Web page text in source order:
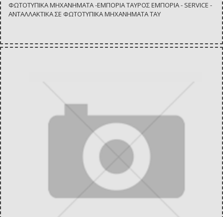
ΦΩΤΟΤΥΠΙΚΑ ΜΗΧΑΝΗΜΑΤΑ -ΕΜΠΟΡΙΑ ΤΑΥΡΟΣ ΕΜΠΟΡΙΑ - SERVICE -
ΑΝΤΑΛΛΑΚΤΙΚΑ ΣΕ ΦΩΤΟΤΥΠΙΚΑ ΜΗΧΑΝΗΜΑΤΑ ΤΑΥ